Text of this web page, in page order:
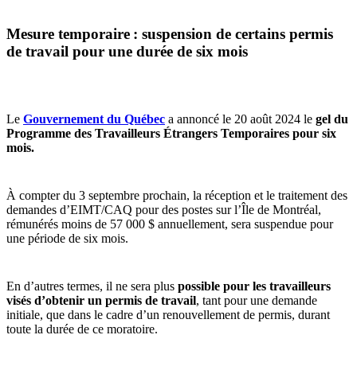
Mesure temporaire : suspension de certains permis
de travail pour une durée de six mois
Le Gouvernement du Québec a annoncé le 20 août 2024 le gel du
Programme des Travailleurs Étrangers Temporaires pour six
mois.
À compter du 3 septembre prochain, la réception et le traitement des
demandes d’EIMT/CAQ pour des postes sur l’Île de Montréal,
rémunérés moins de 57 000 $ annuellement, sera suspendue pour
une période de six mois.
En d’autres termes, il ne sera plus possible pour les travailleurs
visés d’obtenir un permis de travail, tant pour une demande
initiale, que dans le cadre d’un renouvellement de permis, durant
toute la durée de ce moratoire.